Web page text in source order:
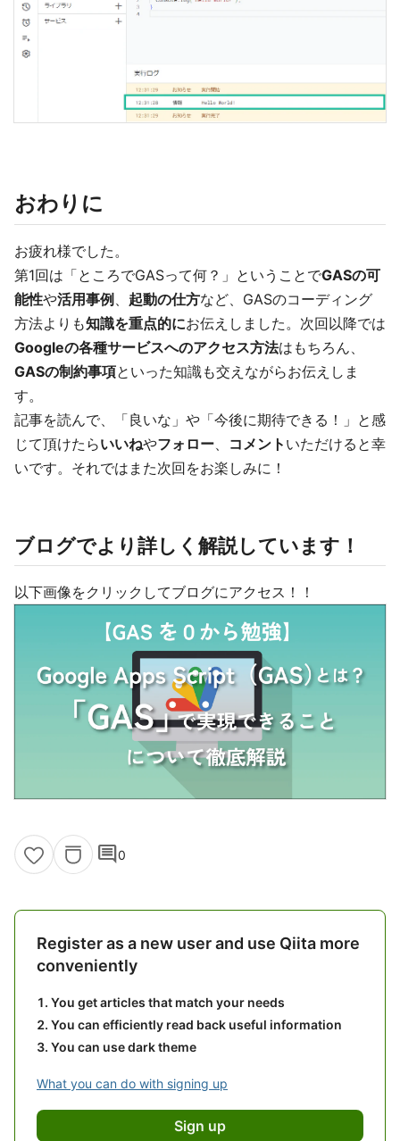
おわりに
お疲れ様でした。
第1回は「ところでGASって何？」ということでGASの可
能性や活用事例 起動の仕方など、GASのコーディング
方法よりも知識を重点的にお伝えしました。次回以降では
Googleの各種サービスへのアクセス方法はもちろん、
GASの制約事項といった知識も交えながらお伝えしま
す。
記事を読んで、「良いな」や「今後に期待できる！」と感
じて頂けたらいいねやフォロー コメント いただけると幸
いです。それではまた次回をお楽しみに！
ブログでより詳しく解説しています！
以下画像をクリックしてブログにアクセス！！
comment0
Register as a new user and use Qiita more
conveniently
You get articles that match your needs
You can efficiently read back useful information
You can use dark theme
What you can do with signing up
Sign up